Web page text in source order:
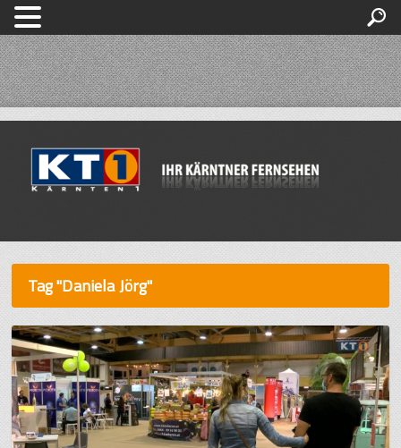
Tag "Daniela Jörg"